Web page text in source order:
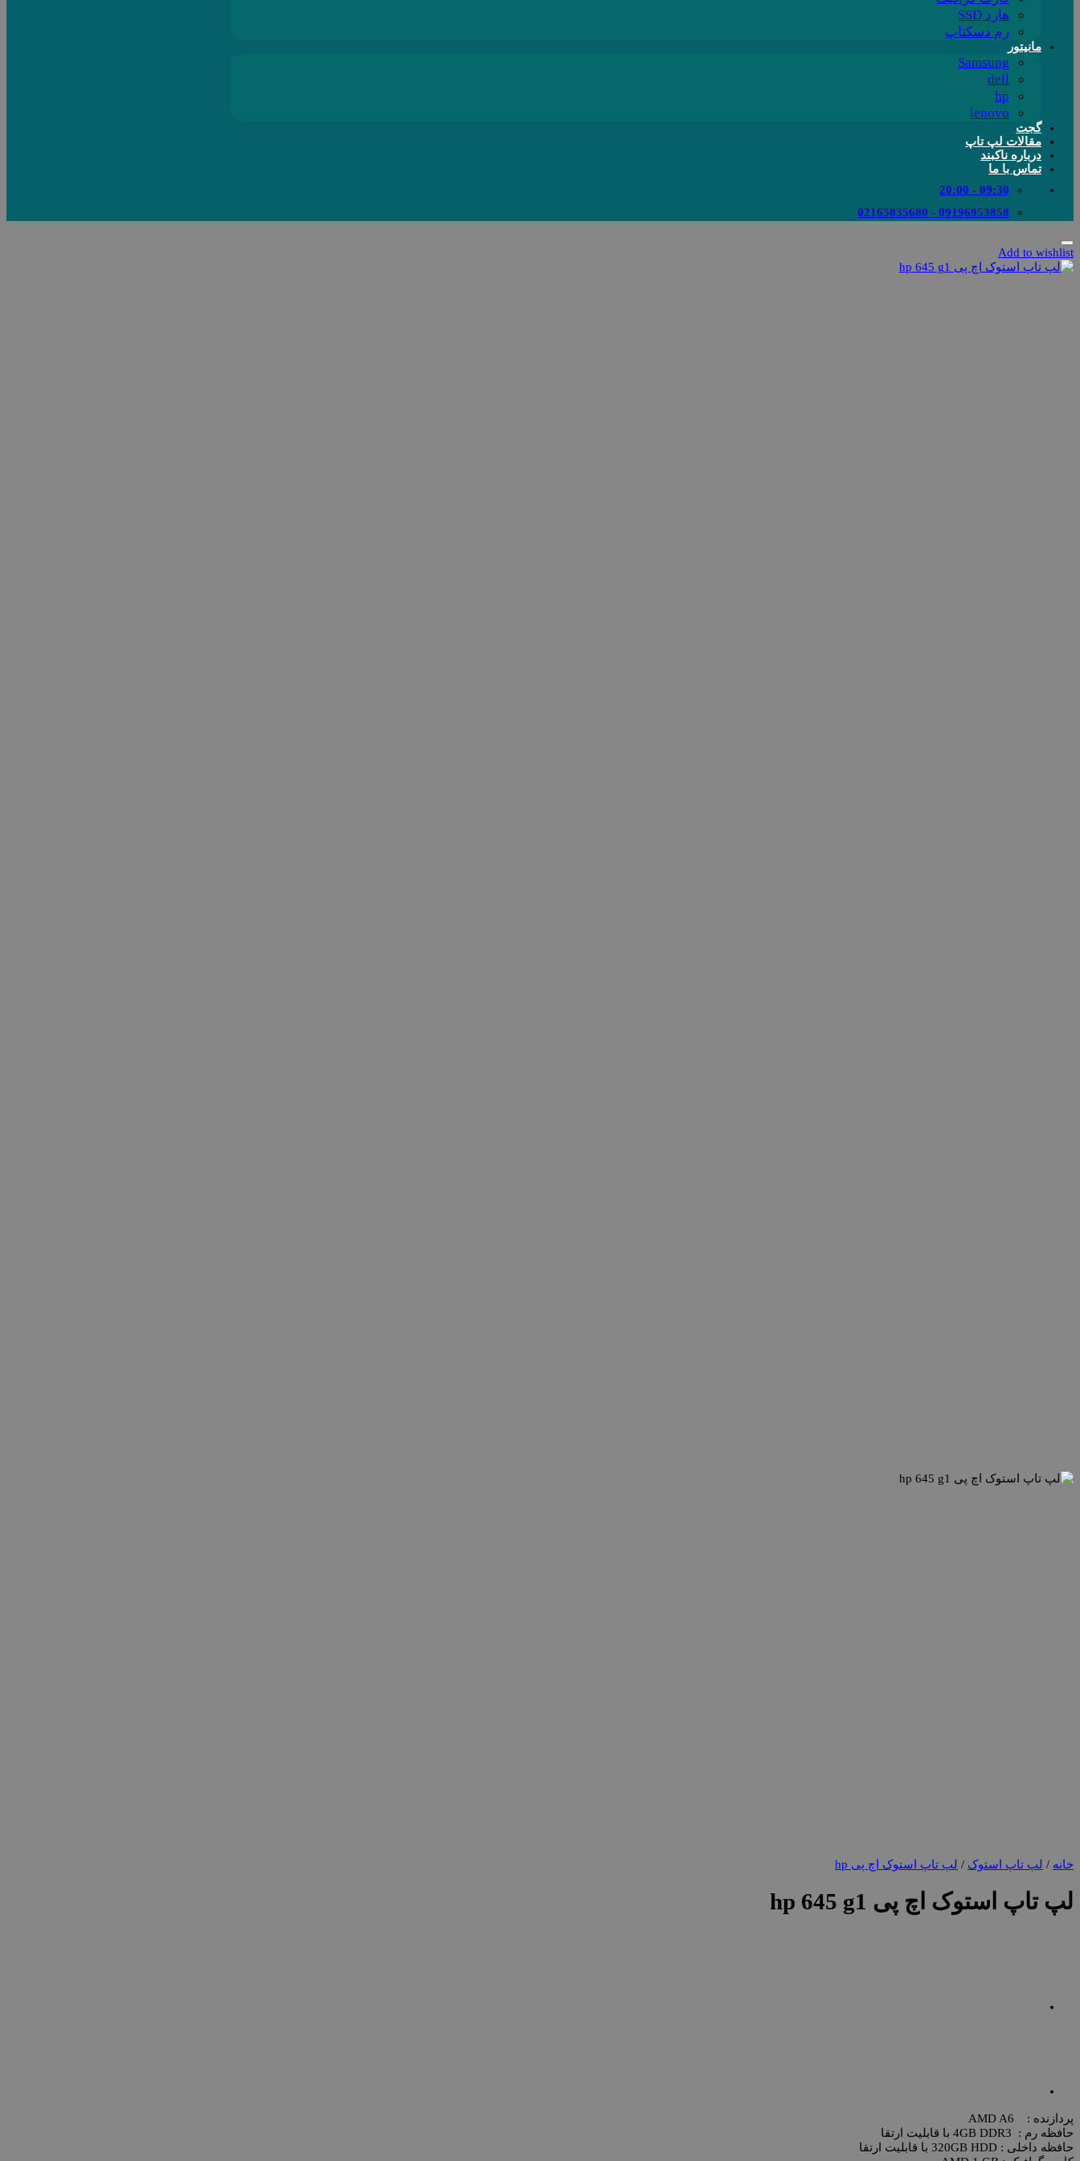
هارد SSD
رم دسکتاپ
مانیتور
Samsung
dell
hp
lenovo
گجت
مقالات لپ تاپ
درباره ناکبند
تماس با ما
09:30 - 20:00
09196953858 - 02165835680
Add to wishlist
خانه / لپ تاپ استوک / لپ تاپ استوک اچ پی hp
لپ تاپ استوک اچ پی hp 645 g1
پردازنده : AMD A6
حافظه رم : 4GB DDR3 با قابلیت ارتقا
حافظه داخلی : 320GB HDD با قابلیت ارتقا